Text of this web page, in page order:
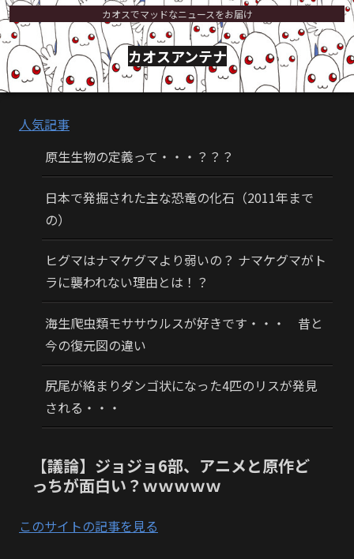
カオスでマッドなニュースをお届け
カオスアンテナ
人気記事
原生生物の定義って・・・？？？
日本で発掘された主な恐竜の化石（2011年まで
の）
ヒグマはナマケグマより弱いの？ ナマケグマがト
ラに襲われない理由とは！？
海生爬虫類モササウルスが好きです・・・ 昔と
今の復元図の違い
尻尾が絡まりダンゴ状になった4匹のリスが発見
される・・・
【議論】ジョジョ6部、アニメと原作ど
っちが面白い？ｗｗｗｗｗ
このサイトの記事を見る